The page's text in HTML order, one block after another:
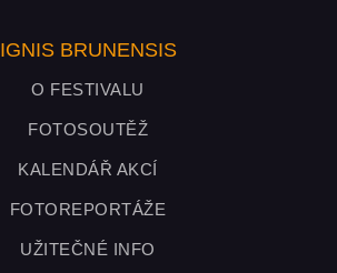
IGNIS BRUNENSIS
O FESTIVALU
FOTOSOUTĚŽ
KALENDÁŘ AKCÍ
FOTOREPORTÁŽE
UŽITEČNÉ INFO